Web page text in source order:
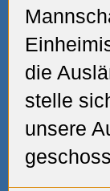
die
stelle
unsere